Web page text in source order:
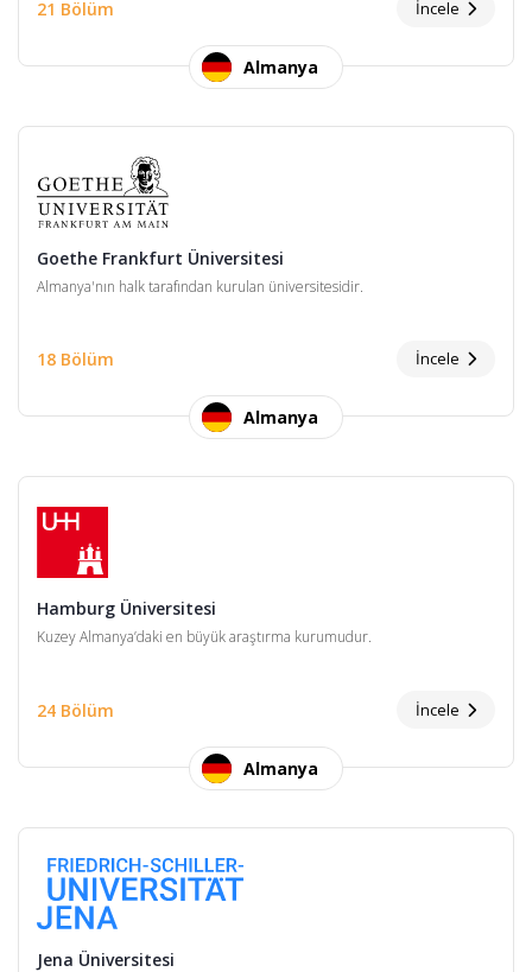
21 Bölüm İncele
Almanya
Goethe Frankfurt Üniversitesi
Almanya'nın halk tarafından kurulan üniversitesidir.
18 Bölüm İncele
Almanya
Hamburg Üniversitesi
Kuzey Almanya’daki en büyük araştırma kurumudur.
24 Bölüm İncele
Almanya
Jena Üniversitesi